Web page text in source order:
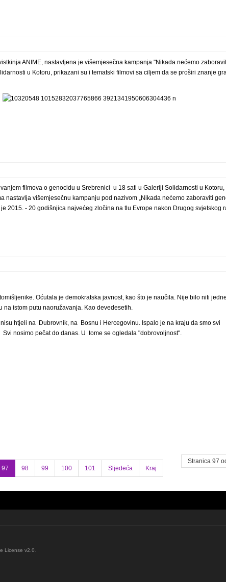
ANIME, nastavljena je višemjesečna kampanja "Nikada nećemo
u Kotoru, prikazani su i tematski filmovi sa ciljem da se proširi znanje
filmova o genocidu u Srebrenici u 18 sati u Galeriji Solidarnosti u
višemjesečnu kampanju pod nazivom „Nikada nećemo zaboraviti
2015. - 20 godišnjica najvećeg zločina na tlu Evrope nakon Drugog svjetskog
Oćutala je demokratska javnost, kao što je naučila. Nije bilo niti jedne
na istom putu naoružavanja. Kao devedesetih.
htjeli na Dubrovnik, na Bosnu i Hercegovinu. Ispalo je na kraju da smo svi
nosimo pečat do danas. U tome se ogledala "dobrovoljnost".
Stranica 97
97 98 99 100 101 Sljedeća Kraj
License v2.0.